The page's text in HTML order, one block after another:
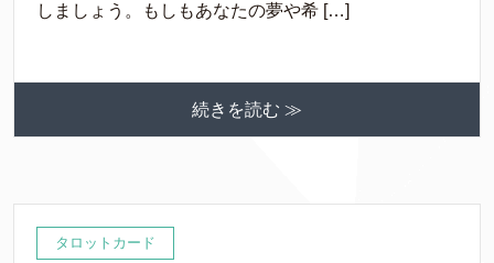
しましょう。もしもあなたの夢や希 […]
続きを読む ≫
タロットカード